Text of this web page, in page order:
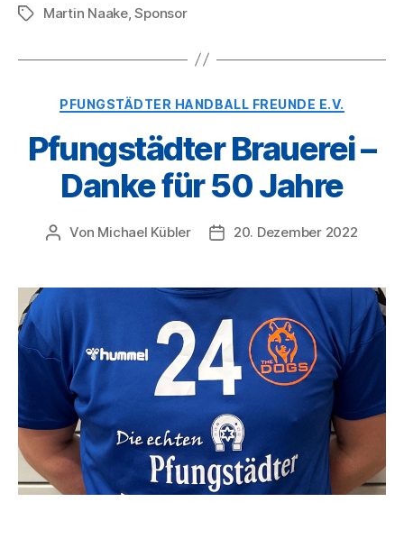
Schlagwörter
Martin Naake,Sponsor
Kategorien
PFUNGSTÄDTER HANDBALL FREUNDE E.V.
Pfungstädter Brauerei –
Danke für 50 Jahre
Beitragsautor
Von Michael Kübler Veröffentlichungsdatum
20. Dezember 2022